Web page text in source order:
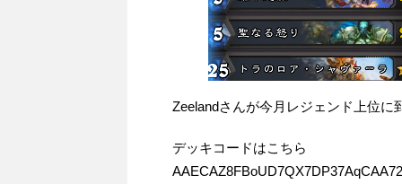
Zeelandさんが今月レジェンド上位に
デッキコードはこちら